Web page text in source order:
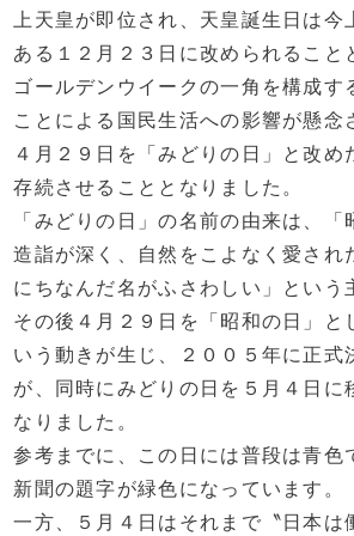
上天皇が即位され、天皇誕生日は今
ある１２月２３日に改められること
ゴールデンウイークの一角を構成す
ことによる国民生活への影響が懸念
４月２９日を「みどりの日」と改め
存続させることとなりました。
「みどりの日」の名前の由来は、「
造詣が深く、自然をこよなく愛され
にちなんだ名がふさわしい」という
その後４月２９日を「昭和の日」と
いう動きが生じ、２００５年に正式
が、同時にみどりの日を５月４日に
なりました。
参考までに、この日には普段は青色
新聞の題字が緑色になっています。
一方、５月４日はそれまで〝日本は